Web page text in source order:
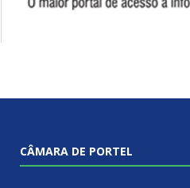
CÂMARA DE PORTEL